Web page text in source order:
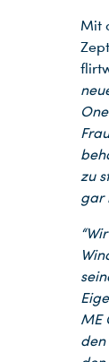
Mit
zu
gar
ME
den